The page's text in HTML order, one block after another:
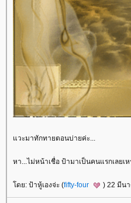
วะมาทักทายตอนบ่ายค่ะ...
หา...ไม่หน้าเชื่อ ป้ามาเป็นคนแรกเลยเหร
ดย: ป้าหู้เองจ่ะ (fifty-four ) 22 มีน